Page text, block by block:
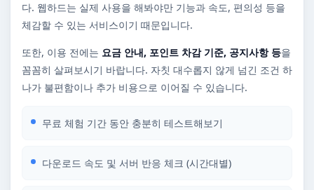
다. 웹하드는 실제 사용을 해봐야만 기능과 속도, 편의성 등을
체감할 수 있는 서비스이기 때문입니다.
또한, 이용 전에는 요금 안내, 포인트 차감 기준, 공지사항 등을
꼼꼼히 살펴보시기 바랍니다. 자칫 대수롭지 않게 넘긴 조건 하
나가 불편함이나 추가 비용으로 이어질 수 있습니다.
무료 체험 기간 동안 충분히 테스트해보기
다운로드 속도 및 서버 반응 체크 (시간대별)